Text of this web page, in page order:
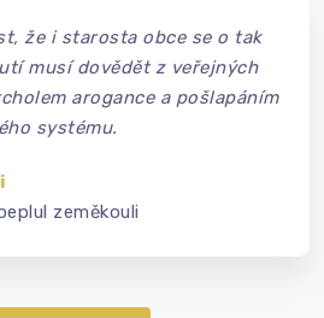
že i starosta obce se o tak
musí dovědět z veřejných
arogance a pošlapáním
systému.
zeměkouli